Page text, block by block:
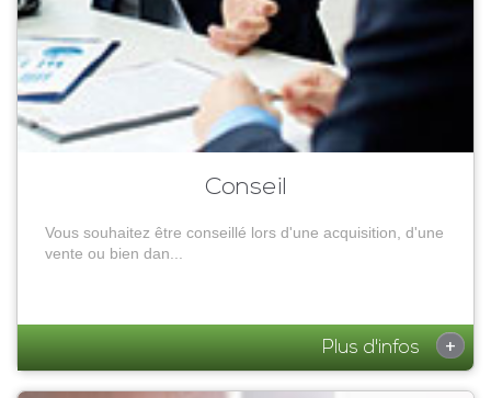
Conseil
Vous souhaitez être conseillé lors d'une acquisition, d'une
vente ou bien dan...
Plus d'infos +